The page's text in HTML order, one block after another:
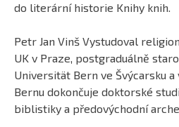
do literární historie Knihy knih.
Petr Jan Vinš Vystudoval
UK v Praze, postgraduálně
Universität Bern ve Švýcarsku a
Bernu dokončuje doktorské
biblistiky a předovýchodní